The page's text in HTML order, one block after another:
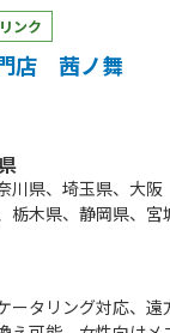
ンク
店 茜ノ舞
川県、 埼玉県、 大阪
栃木県、 静岡県、 宮
ータリング対応、 遠